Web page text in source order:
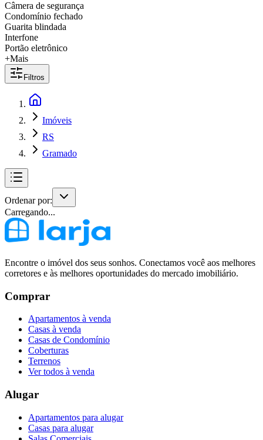
Câmera de segurança
Condomínio fechado
Guarita blindada
Interfone
Portão eletrônico
+Mais
Filtros
Imóveis
RS
Gramado
Ordenar por:
Carregando...
Encontre o imóvel dos seus sonhos. Conectamos você aos melhores
corretores e às melhores oportunidades do mercado imobiliário.
Comprar
Apartamentos à venda
Casas à venda
Casas de Condomínio
Coberturas
Terrenos
Ver todos à venda
Alugar
Apartamentos para alugar
Casas para alugar